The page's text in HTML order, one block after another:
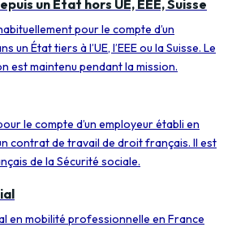
un Etat hors UE, EEE, Suisse
pour le compte d’un
un État tiers à l’UE, l’EEE ou la Suisse. Le
est maintenu pendant la mission.
le compte d’un employeur établi en
contrat de travail de droit français. Il est
de la Sécurité sociale.
en mobilité professionnelle en France